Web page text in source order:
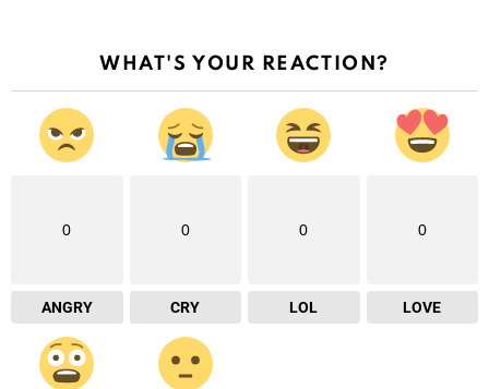
WHAT'S YOUR REACTION?
0
ANGRY
0
CRY
0
LOL
0
LOVE